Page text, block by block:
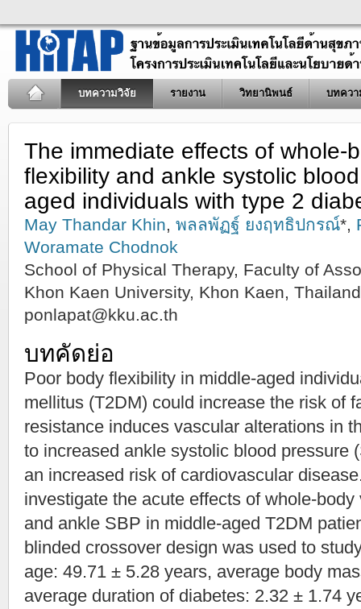
บทความวิจัย รายงาน วิทยานิพนธ์ บทควา
The immediate effects of whole-
flexibility and ankle systolic
aged individuals with type 2
May Thandar Khin, พลลพัฏฐ์ ยงฤทธิปกรณ์*,
Woramate Chodnok
School of Physical Therapy, Faculty of
Khon Kaen University, Khon Kaen,
ponlapat@kku.ac.th
บทคัดย่อ
Poor body flexibility in middle-aged
mellitus (T2DM) could increase the risk of
resistance induces vascular alterations in
to increased ankle systolic blood pressure
an increased risk of cardiovascular
investigate the acute effects of whole-
and ankle SBP in middle-aged T2DM
blinded crossover design was used to
age: 49.71 ± 5.28 years, average body
average duration of diabetes: 2.32 ± 1.74